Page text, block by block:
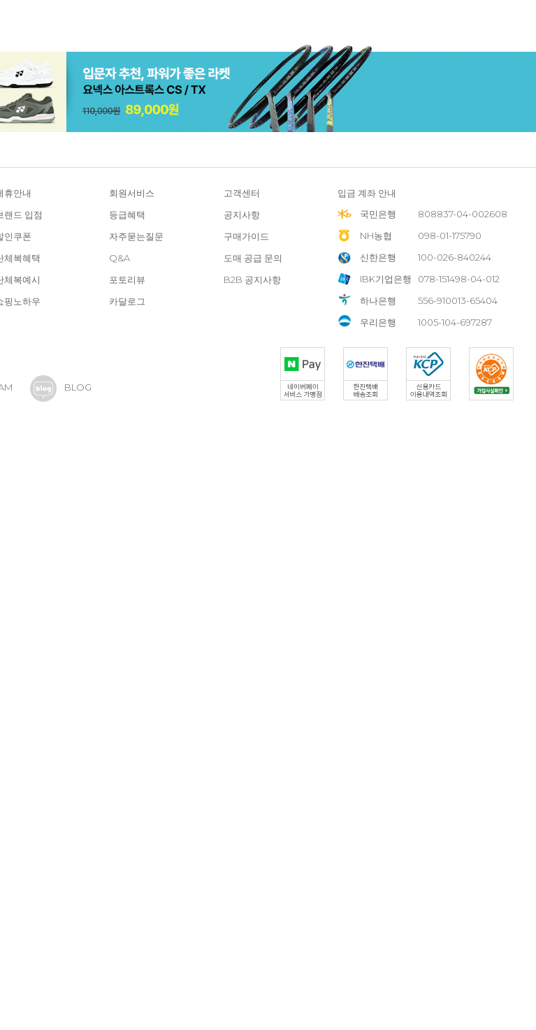
휴안내 회원서비스
고객센터
랜드 입점
등급혜택
공지사항
인쿠폰
자주묻는질문
구매가이드
체복혜택
Q&A
도매 공급 문의
체복예시
포토리뷰
B2B 공지사항
핑노하우
카달로그
입금 계좌 안내
국민은행
808837-04-002608
NH농협
098-01-175790
신한은행
100-026-840244
IBK기업은행
078-151498-04-012
하나은행
556-910013-65404
우리은행
1005-104-697287
BLOG